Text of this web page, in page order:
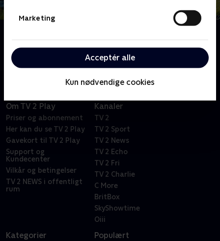
Marketing
Acceptér alle
Kun nødvendige cookies
mistænkelige mord i Berchtesgaden.
Om TV 2 Play
Priser og abonnement
Her kan du se TV 2 Play
Gavekort til TV 2 Play
Support og
Kundecenter
Vilkår og betingelser
TV 2 NEWS i offentligt
rum
Kanaler
TV 2
TV 2 Sport
TV 2 News
TV 2 Echo
TV 2 Fri
TV 2 Charlie
C More
BritBox
SkyShowtime
Oiii
Kategorier Populært